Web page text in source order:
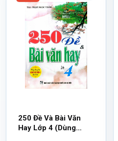
250 Đề Và Bài Văn
Hay Lớp 4 (Dùng